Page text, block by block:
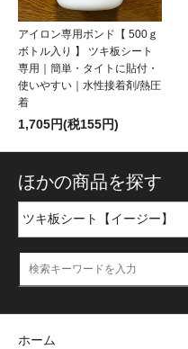
アイロン専用ボンド【 500ｇ
ボトル入り 】 ツキ板シート
専用｜簡単・タイトに貼付・
使いやすい｜水性接着剤/熱圧
着
1,705円(税155円)
ほかの商品を探す
ホーム